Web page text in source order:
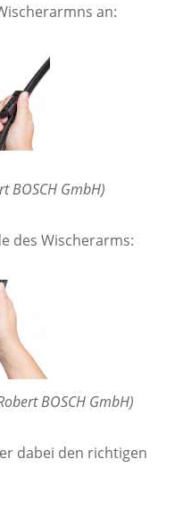
an:
BOSCH GmbH)
des Wischerarms:
BOSCH GmbH)
dabei den richtigen